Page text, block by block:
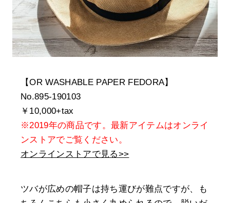
【OR WASHABLE PAPER FEDORA】
No.895-190103
￥10,000+tax
※2019年の商品です。最新アイテムはオンライ
ンストアでご覧ください。
オンラインストアで見る>>
ツバが広めの帽子は持ち運びが難点ですが、も